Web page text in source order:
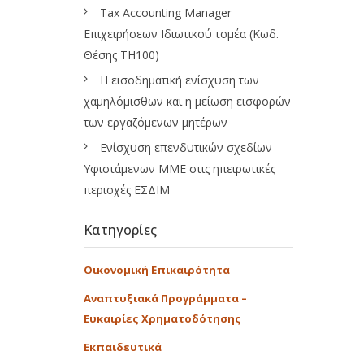
Tax Accounting Manager
Επιχειρήσεων Ιδιωτικού τομέα (Κωδ.
Θέσης ΤΗ100)
Η εισοδηματική ενίσχυση των
χαμηλόμισθων και η μείωση εισφορών
των εργαζόμενων μητέρων
Ενίσχυση επενδυτικών σχεδίων
Υφιστάμενων ΜΜΕ στις ηπειρωτικές
περιοχές ΕΣΔΙΜ
Κατηγορίες
Οικονομική Επικαιρότητα
Αναπτυξιακά Προγράμματα –
Ευκαιρίες Χρηματοδότησης
Εκπαιδευτικά